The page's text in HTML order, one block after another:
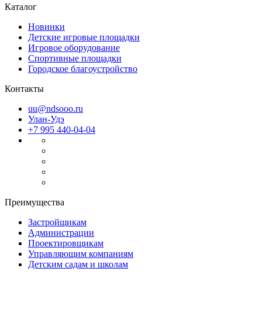
Каталог
Новинки
Детские игровые площадки
Игровое оборудование
Спортивные площадки
Городское благоустройство
Контакты
uu@ndsooo.ru
Улан-Удэ
+7 995 440-04-04
Преимущества
Застройщикам
Администрации
Проектировщикам
Управляющим компаниям
Детским садам и школам